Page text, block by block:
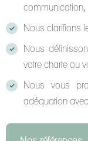
communication,
Nous clarifions
Nous
votre charte ou
Nous vous
adéquation